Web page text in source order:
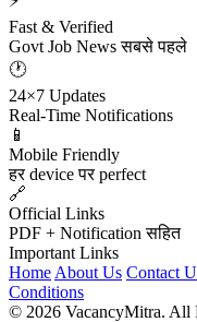
Fast & Verified
Govt Job News सबसे पहले
🕐
24×7 Updates
Real-Time Notifications
📱
Mobile Friendly
हर device पर perfect
🔗
Official Links
PDF + Notification सहित
Important Links
Home About Us Contact
Conditions
© 2026 VacancyMitra. All